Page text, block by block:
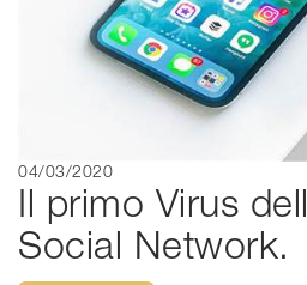
04/03/2020
Il primo Virus
Social Network.